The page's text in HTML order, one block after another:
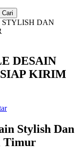
DESAIN
KIRIM
Stylish Dan
Timur